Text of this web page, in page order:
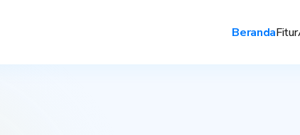
BerandaFitur